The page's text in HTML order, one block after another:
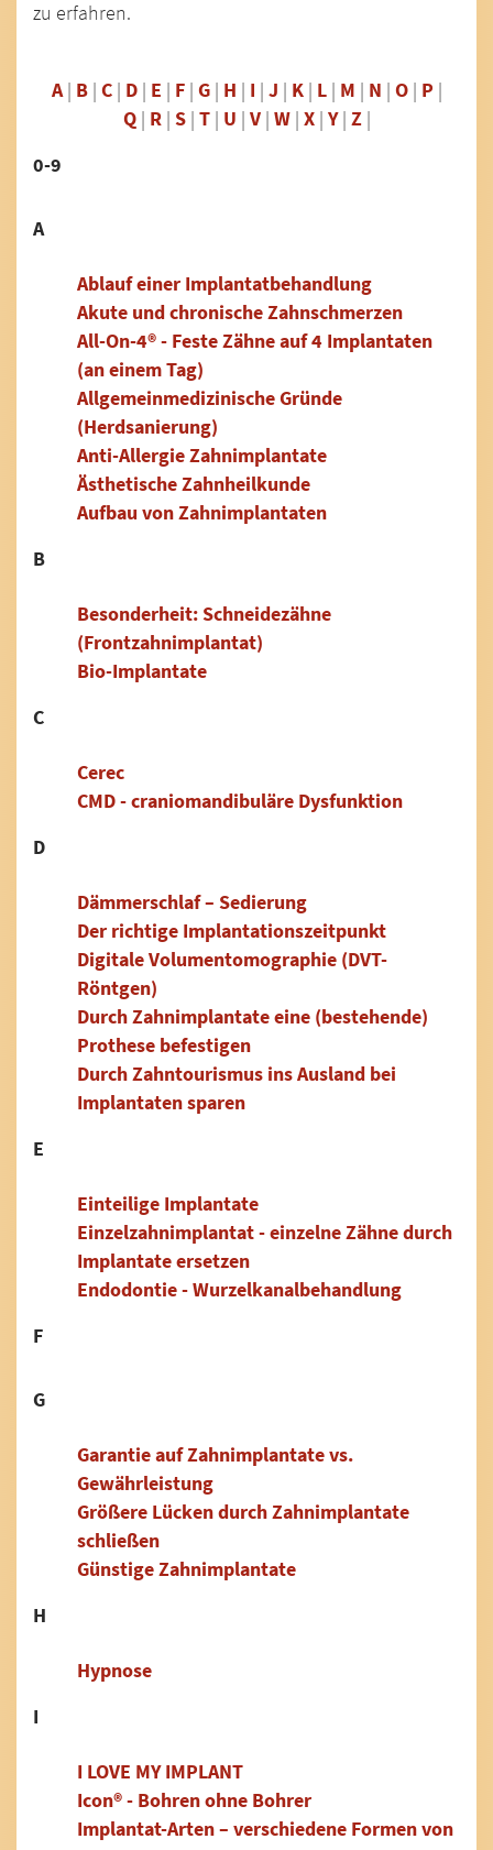
zu erfahren.
A| B| C| D| E | F| G| H | I | J | K| L| M | N | O| P |
Q| R| S| T| U | V| W| X| Y| Z|
0-9
A
Ablauf einer Implantatbehandlung
Akute und chronische Zahnschmerzen
All-On-4® - Feste Zähne auf 4 Implantaten
(an einem Tag)
Allgemeinmedizinische Gründe
(Herdsanierung)
Anti-Allergie Zahnimplantate
Ästhetische Zahnheilkunde
Aufbau von Zahnimplantaten
B
Besonderheit: Schneidezähne
(Frontzahnimplantat)
Bio-Implantate
C
Cerec
CMD - craniomandibuläre Dysfunktion
D
Dämmerschlaf – Sedierung
Der richtige Implantationszeitpunkt
Digitale Volumentomographie (DVT-
Röntgen)
Durch Zahnimplantate eine (bestehende)
Prothese befestigen
Durch Zahntourismus ins Ausland bei
Implantaten sparen
E
Einteilige Implantate
Einzelzahnimplantat - einzelne Zähne durch
Implantate ersetzen
Endodontie - Wurzelkanalbehandlung
F
G
Garantie auf Zahnimplantate vs.
Gewährleistung
Größere Lücken durch Zahnimplantate
schließen
Günstige Zahnimplantate
H
Hypnose
I
I LOVE MY IMPLANT
Icon® - Bohren ohne Bohrer
Implantat-Arten – verschiedene Formen von